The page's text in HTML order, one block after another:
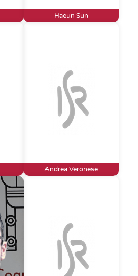
Haeun Sun
Andrea Veronese